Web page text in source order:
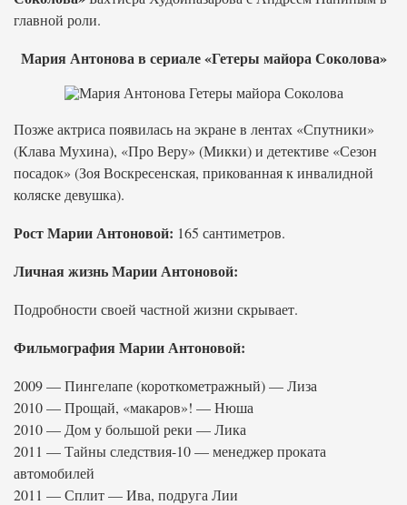
главной роли.
Мария Антонова в сериале «Гетеры майора Соколова»
Позже актриса появилась на экране в лентах «Спутники»
(Клава Мухина), «Про Веру» (Микки) и детективе «Сезон
посадок» (Зоя Воскресенская, прикованная к инвалидной
коляске девушка).
Рост Марии Антоновой: 165 сантиметров.
Личная жизнь Марии Антоновой:
Подробности своей частной жизни скрывает.
Фильмография Марии Антоновой:
2009 — Пингелапе (короткометражный) — Лиза
2010 — Прощай, «макаров»! — Нюша
2010 — Дом у большой реки — Лика
2011 — Тайны следствия-10 — менеджер проката
автомобилей
2011 — Сплит — Ива, подруга Лии